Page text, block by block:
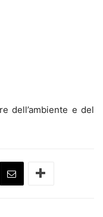
dell’ambiente e del